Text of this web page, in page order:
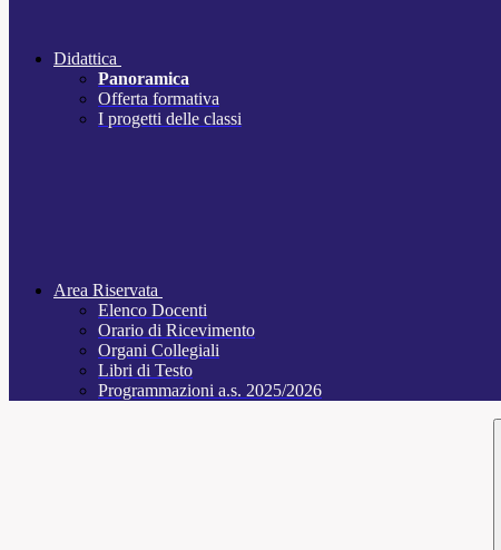
Didattica
Panoramica
Offerta formativa
I progetti delle classi
Area Riservata
Elenco Docenti
Orario di Ricevimento
Organi Collegiali
Libri di Testo
Programmazioni a.s. 2025/2026